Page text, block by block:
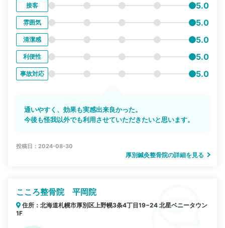
接客 5.0
雰囲気 5.0
清潔感 5.0
利便性 5.0
事故対応 5.0
通いやすく、効果も実感出来良かった。
今後も怪我以外でも利用させていただきたいと思います。
投稿日：2024-08-30
厚別鍼灸整骨院の詳細を見る
こころ整骨院 平岡院
住所：北海道札幌市厚別区上野幌3条4丁目19−24 北星ベニータウン
1F